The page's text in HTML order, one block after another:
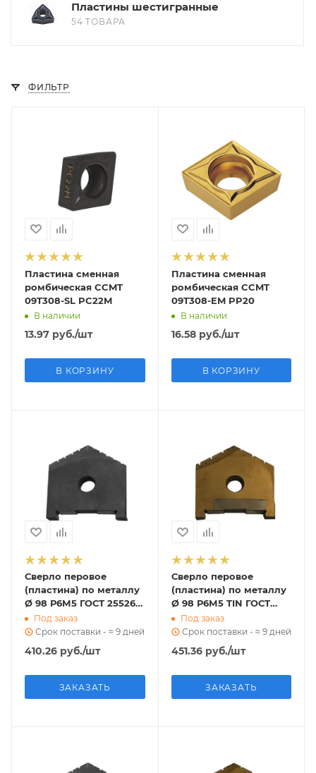
Пластины шестигранные
54 ТОВАРА
ФИЛЬТР
Пластина сменная
ромбическая CCMT
09T308-SL PC22M
В наличии
13.97 руб./шт
В КОРЗИНУ
Пластина сменная
ромбическая CCMT
09T308-EM PP20
В наличии
16.58руб./шт
В КОРЗИНУ
Сверло перовое
(пластина) по металлу
Ø 98 Р6М5 ГОСТ 25526-
82 (2000-1264)
Под заказ
Срок поставки - ≈ 9 дней
410.26 руб./шт
ЗАКАЗАТЬ
Сверло перовое
(пластина) по металлу
Ø 98 Р6М5 TIN ГОСТ
25526-82 (2000-1264)
Под заказ
Срок поставки - ≈ 9 дней
451.36руб./шт
ЗАКАЗАТЬ